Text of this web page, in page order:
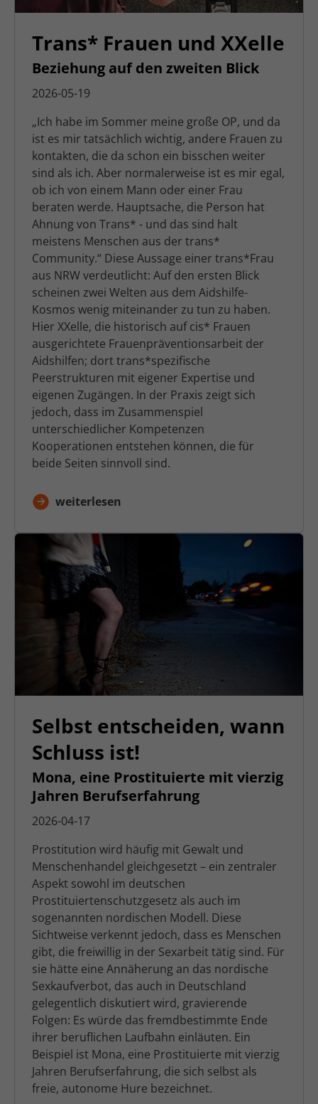
Trans* Frauen und XXelle
Beziehung auf den zweiten Blick
2026-05-19
„Ich habe im Sommer meine große OP, und da
ist es mir tatsächlich wichtig, andere Frauen zu
kontakten, die da schon ein bisschen weiter
sind als ich. Aber normalerweise ist es mir egal,
ob ich von einem Mann oder einer Frau
beraten werde. Hauptsache, die Person hat
Ahnung von Trans* - und das sind halt
meistens Menschen aus der trans*
Community.“ Diese Aussage einer trans*Frau
aus NRW verdeutlicht: Auf den ersten Blick
scheinen zwei Welten aus dem Aidshilfe-
Kosmos wenig miteinander zu tun zu haben.
Hier XXelle, die historisch auf cis* Frauen
ausgerichtete Frauenpräventionsarbeit der
Aidshilfen; dort trans*spezifische
Peerstrukturen mit eigener Expertise und
eigenen Zugängen. In der Praxis zeigt sich
jedoch, dass im Zusammenspiel
unterschiedlicher Kompetenzen
Kooperationen entstehen können, die für
beide Seiten sinnvoll sind.
weiterlesen
Selbst entscheiden, wann
Schluss ist!
Mona, eine Prostituierte mit vierzig
Jahren Berufserfahrung
2026-04-17
Prostitution wird häufig mit Gewalt und
Menschenhandel gleichgesetzt – ein zentraler
Aspekt sowohl im deutschen
Prostituiertenschutzgesetz als auch im
sogenannten nordischen Modell. Diese
Sichtweise verkennt jedoch, dass es Menschen
gibt, die freiwillig in der Sexarbeit tätig sind. Für
sie hätte eine Annäherung an das nordische
Sexkaufverbot, das auch in Deutschland
gelegentlich diskutiert wird, gravierende
Folgen: Es würde das fremdbestimmte Ende
ihrer beruflichen Laufbahn einläuten. Ein
Beispiel ist Mona, eine Prostituierte mit vierzig
Jahren Berufserfahrung, die sich selbst als
freie, autonome Hure bezeichnet.